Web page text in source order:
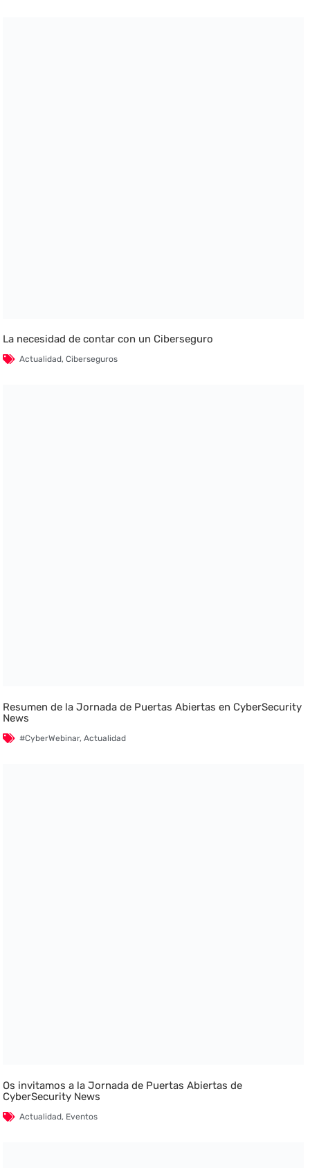
La necesidad de contar con un Ciberseguro
Actualidad,Ciberseguros
Resumen de la Jornada de Puertas Abiertas en CyberSecurity
News
#CyberWebinar,Actualidad
Os invitamos a la Jornada de Puertas Abiertas de
CyberSecurity News
Actualidad, Eventos